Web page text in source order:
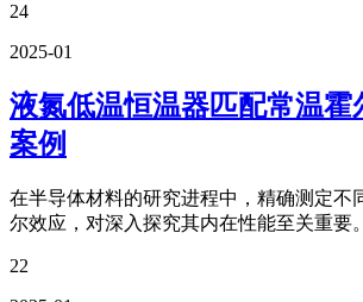
24
2025-01
液氮低温恒温器匹配常温霍
案例
在半导体材料的研究进程中，精确测定不
尔效应，对深入探究其内在性能至关重要
22